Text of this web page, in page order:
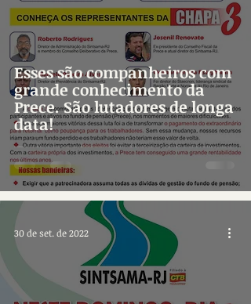
Esses são companheiros com
grande conhecimento da
Prece. São lutadores de longa
data!
30 de set. de 2022